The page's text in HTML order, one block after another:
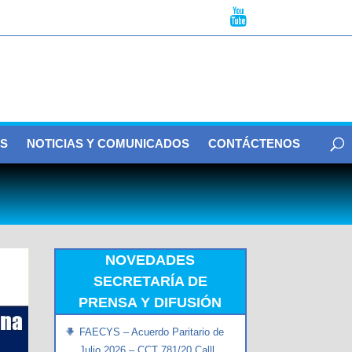
NOTICIAS Y COMUNICADOS CONTÁCTENOS
NOVEDADES
SECRETARÍA DE
PRENSA Y DIFUSIÓN
FAECYS – Acuerdo Paritario de